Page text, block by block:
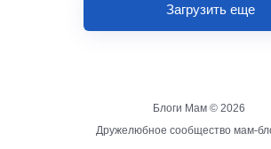
Загрузить еще
Блоги Мам © 2026
Дружелюбное сообщество мам-